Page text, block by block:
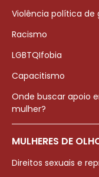
Violência política de
Racismo
LGBTQIfobia
Capacitismo
Onde buscar apoio
mulher?
MULHERES DE
Direitos sexuais e